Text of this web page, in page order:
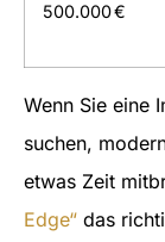
500.000 €
Wenn Sie eine
suchen,
etwas Zeit
Edge“ das